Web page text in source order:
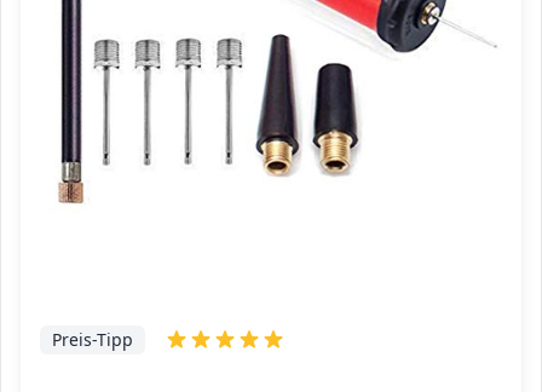
Preis-Tipp